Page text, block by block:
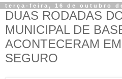
terça-feira, 16 de outubro
DUAS RODADAS
MUNICIPAL DE
ACONTECERAM
SEGURO